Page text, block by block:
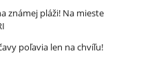
známej pláži! Na mieste
poľavia len na chvíľu!